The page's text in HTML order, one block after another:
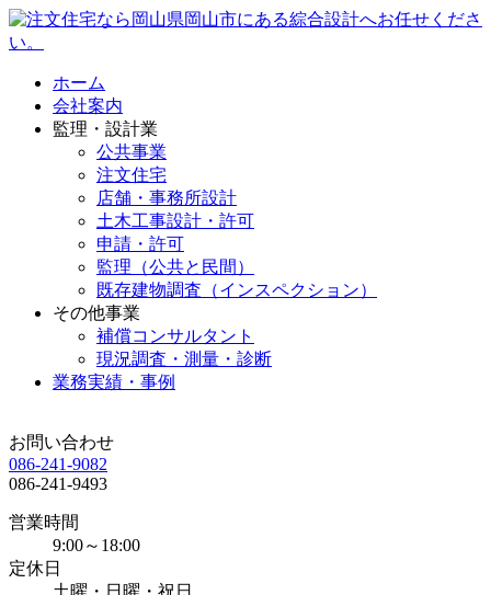
ホーム
会社案内
監理・設計業
公共事業
注文住宅
店舗・事務所設計
土木工事設計・許可
申請・許可
監理 （公共と民間）
既存建物調査 （インスペクション）
その他事業
補償コンサルタント
現況調査・測量・診断
業務実績・事例
お問い合わせ
086-241-9082
086-241-9493
営業時間
9:00～18:00
定休日
土曜・日曜・祝日